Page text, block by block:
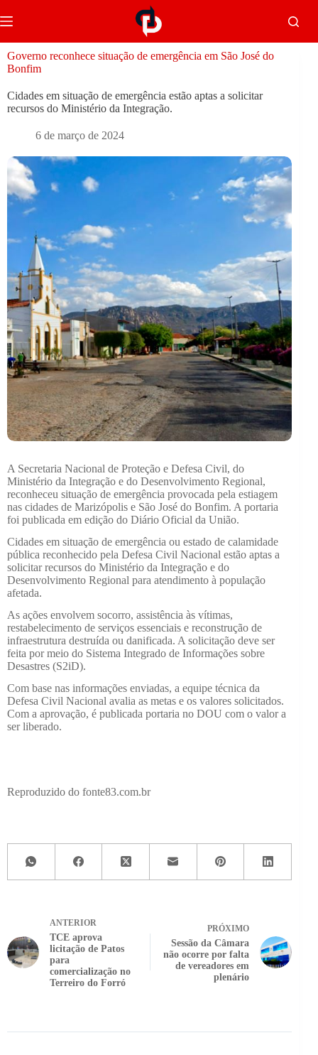
Governo reconhece situação de emergência em São José do
Bonfim
Cidades em situação de emergência estão aptas a solicitar
recursos do Ministério da Integração.
6 de março de 2024
A Secretaria Nacional de Proteção e Defesa Civil, do
Ministério da Integração e do Desenvolvimento Regional,
reconheceu situação de emergência provocada pela estiagem
nas cidades de Marizópolis e São José do Bonfim. A portaria
foi publicada em edição do Diário Oficial da União.
Cidades em situação de emergência ou estado de calamidade
pública reconhecido pela Defesa Civil Nacional estão aptas a
solicitar recursos do Ministério da Integração e do
Desenvolvimento Regional para atendimento à população
afetada.
As ações envolvem socorro, assistência às vítimas,
restabelecimento de serviços essenciais e reconstrução de
infraestrutura destruída ou danificada. A solicitação deve ser
feita por meio do Sistema Integrado de Informações sobre
Desastres (S2iD).
Com base nas informações enviadas, a equipe técnica da
Defesa Civil Nacional avalia as metas e os valores solicitados.
Com a aprovação, é publicada portaria no DOU com o valor a
ser liberado.
Reproduzido do fonte83.com.br
ANTERIOR
TCE aprova
licitação de Patos
para
comercialização no
Terreiro do Forró
PRÓXIMO
Sessão da Câmara
não ocorre por falta
de vereadores em
plenário